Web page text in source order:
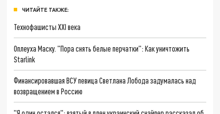
ЧИТАЙТЕ ТАКЖЕ:
Технофашисты XXI века
Оплеуха Маску. "Пора снять белые перчатки": Как уничтожить
Starlink
Финансировавшая ВСУ певица Светлана Лобода задумалась над
возвращением в Россию